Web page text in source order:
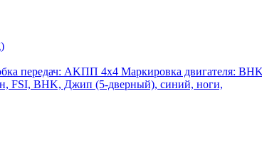
передач: АKПП 4х4 Маркировка двигателя:
FSI, BHK, Джип (5-дверный), синий, ноги,